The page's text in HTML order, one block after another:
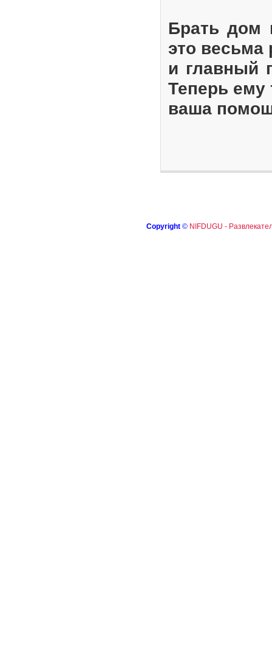
Брать дом
это весьма
и главный
Теперь ему
ваша
Copyright © NIFDUGU -